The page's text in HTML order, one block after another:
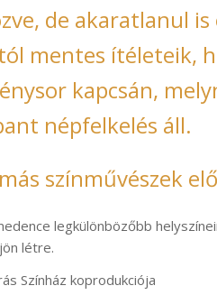
de akaratlanul
mentes ítéleteik,
kapcsán,
népfelkelés áll.
színművészek
legkülönbözőbb
létre.
Színház koprodukciója